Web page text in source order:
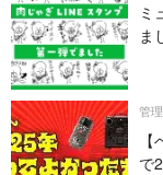
ミ
ま
管
で